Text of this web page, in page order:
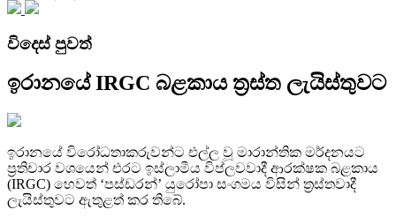
විදෙස් පුවත්
ඉරානයේ IRGC බළකාය ත්‍රස්ත ලැයිස්තුවට
ඉරානයේ විරෝධතාකරුවන්ට එල්ල වූ මාරාන්තික මර්දනයට
ප්‍රතිචාර වශයෙන් එරට ඉස්ලාමීය විප්ලවවාදී ආරක්ෂක බළකාය
(IRGC) හෙවත් ‘පස්ඩරන්’ යුරෝපා සංගමය විසින් ත්‍රස්තවාදී
ලැයිස්තුවට ඇතුළත් කර තිබේ.